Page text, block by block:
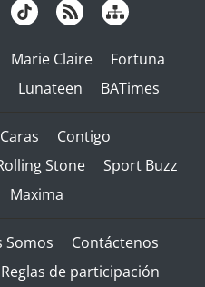
Marie Claire
Fortuna
Lunateen BATimes
Caras
Contigo
Stone
Sport Buzz
Maxima
Somos
Contáctenos
Reglas de participación